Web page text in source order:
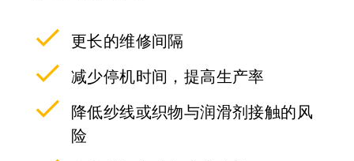
更长的维修间隔
减少停机时间，提高生产率
降低纱线或织物与润滑剂接触的风
险